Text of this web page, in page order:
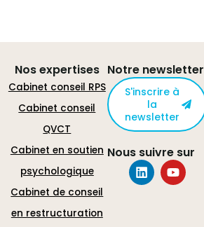
Nos expertises
Cabinet conseil RPS
Cabinet conseil
QVCT
Cabinet en soutien
psychologique
Cabinet de conseil
en restructuration
Notre newsletter
S'inscrire à
la
newsletter
Nous suivre sur